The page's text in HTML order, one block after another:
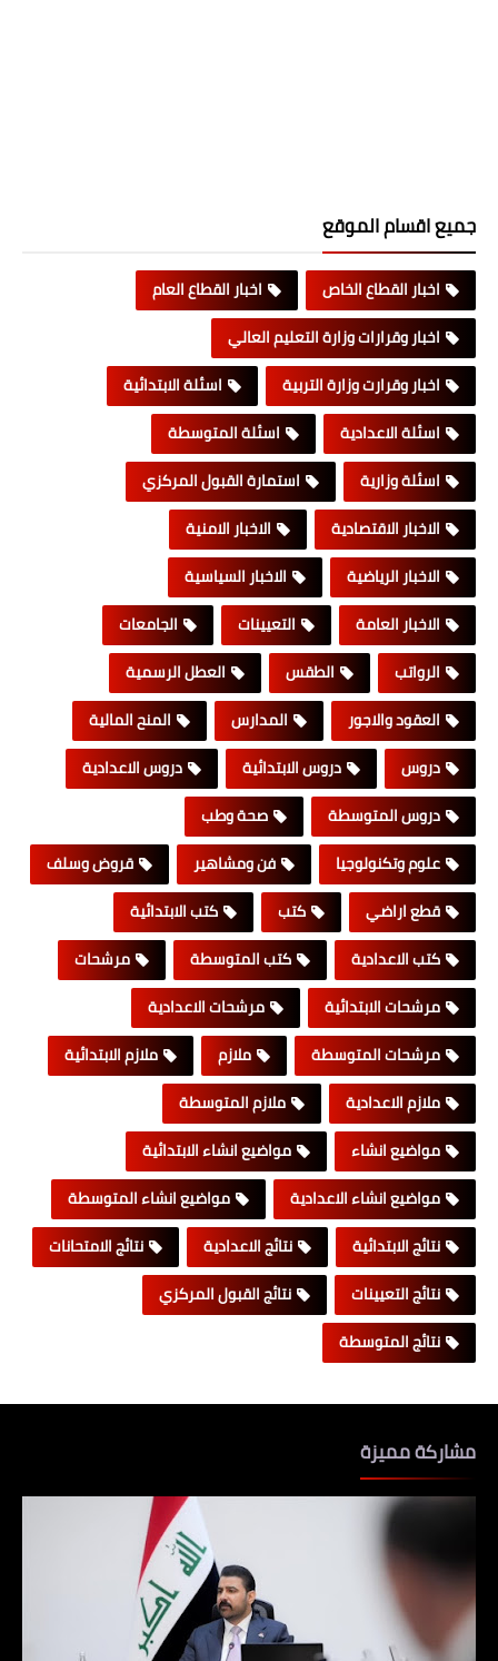
جميع اقسام الموقع
اخبار القطاع الخاص
اخبار القطاع العام
اخبار وقرارات وزارة التعليم العالي
اخبار وقرارت وزارة التربية
اسئلة الابتدائية
اسئلة الاعدادية
اسئلة المتوسطة
اسئلة وزارية
استمارة القبول المركزي
الاخبار الاقتصادية
الاخبار الامنية
الاخبار الرياضية
الاخبار السياسية
الاخبار العامة
التعيينات
الجامعات
الرواتب
الطقس
العطل الرسمية
العقود والاجور
المدارس
المنح المالية
دروس
دروس الابتدائية
دروس الاعدادية
دروس المتوسطة
صحة وطب
علوم وتكنولوجيا
فن ومشاهير
قروض وسلف
قطع اراضي
كتب
كتب الابتدائية
كتب الاعدادية
كتب المتوسطة
مرشحات
مرشحات الابتدائية
مرشحات الاعدادية
مرشحات المتوسطة
ملازم
ملازم الابتدائية
ملازم الاعدادية
ملازم المتوسطة
مواضيع انشاء
مواضيع انشاء الابتدائية
مواضيع انشاء الاعدادية
مواضيع انشاء المتوسطة
نتائج الابتدائية
نتائج الاعدادية
نتائج الامتحانات
نتائج التعيينات
نتائج القبول المركزي
نتائج المتوسطة
مشاركة مميزة